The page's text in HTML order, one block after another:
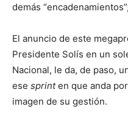
demás
El anuncio de este
Presidente Solís en un
Nacional, le da, de paso,
ese sprinten que anda
imagen de su gestión.